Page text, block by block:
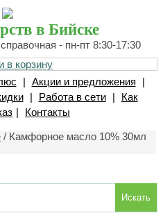
в Бийске
- пн-пт 8:30-17:30
в корзину
| Акции и предложения
|
| Работа в сети |
Как
| Контакты
/ Камфорное масло 10% 30мл
Искать